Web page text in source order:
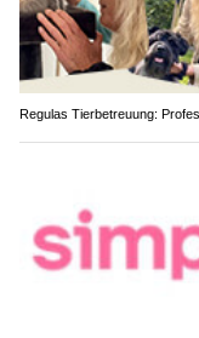
Regulas Tierbetreuung: